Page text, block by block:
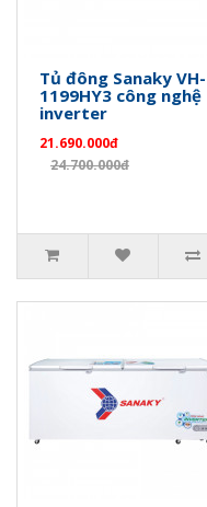
Tủ đông Sanaky VH-
1199HY3 công nghệ
inverter
21.690.000đ
24.700.000đ